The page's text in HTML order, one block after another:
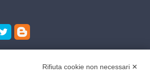
Rifiuta cookie non necessari ✕